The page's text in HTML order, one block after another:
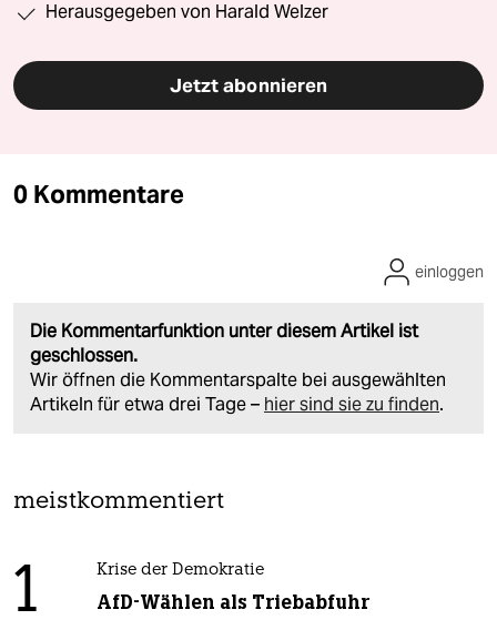
Herausgegeben von Harald Welzer
Jetzt abonnieren
0 Kommentare
Die Kommentarfunktion unter diesem Artikel ist
geschlossen.
Wir öffnen die Kommentarspalte bei ausgewählten
Artikeln für etwa drei Tage – hier sind sie zu finden.
einloggen
meistkommentiert
1 Krise der Demokratie
AfD-Wählen als Triebabfuhr